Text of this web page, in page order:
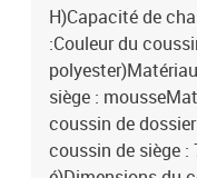
H)Capacité de
:Couleur du
siège :
coussin de
coussin de siège :